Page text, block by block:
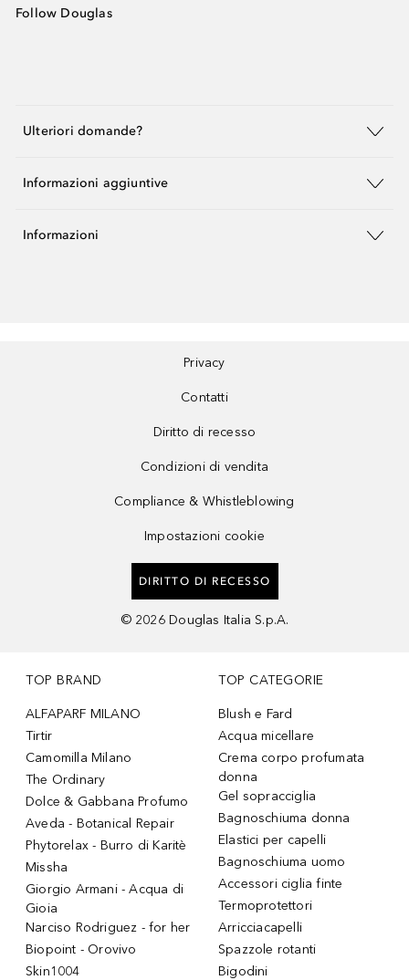
Follow Douglas
Ulteriori domande?
Informazioni aggiuntive
Informazioni
Privacy
Contatti
Diritto di recesso
Condizioni di vendita
Compliance & Whistleblowing
Impostazioni cookie
DIRITTO DI RECESSO
© 2026 Douglas Italia S.p.A.
TOP BRAND
ALFAPARF MILANO
Tirtir
Camomilla Milano
The Ordinary
Dolce & Gabbana Profumo
Aveda - Botanical Repair
Phytorelax - Burro di Karitè
Missha
Giorgio Armani - Acqua di
Gioia
Narciso Rodriguez - for her
Biopoint - Orovivo
Skin1004
TOP CATEGORIE
Blush e Fard
Acqua micellare
Crema corpo profumata
donna
Gel sopracciglia
Bagnoschiuma donna
Elastici per capelli
Bagnoschiuma uomo
Accessori ciglia finte
Termoprotettori
Arricciacapelli
Spazzole rotanti
Bigodini